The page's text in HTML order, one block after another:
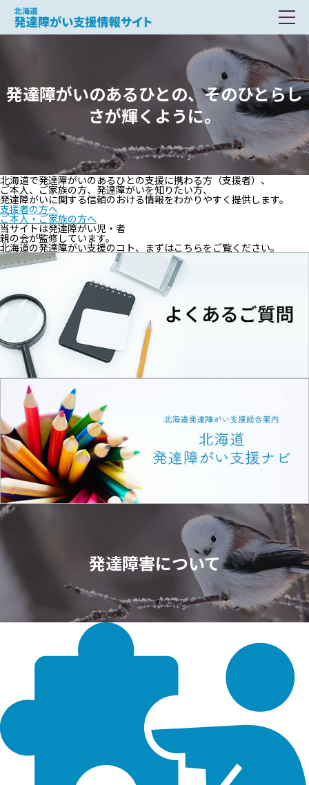
北海道 発達障がい支援情報サイト
発達障がいのあるひとの、そのひとらし
さが輝くように。
北海道で発達障がいのあるひとの支援に携わる方（支援者）、
ご本人、ご家族の方、発達障がいを知りたい方、
発達障がいに関する信頼のおける情報をわかりやすく提供します。
支援者の方へ
ご本人・ご家族の方へ
当サイトは発達障がい児・者
親の会が監修しています。
北海道の発達障がい支援のコト、まずはこちらをご覧ください。
発達障害について